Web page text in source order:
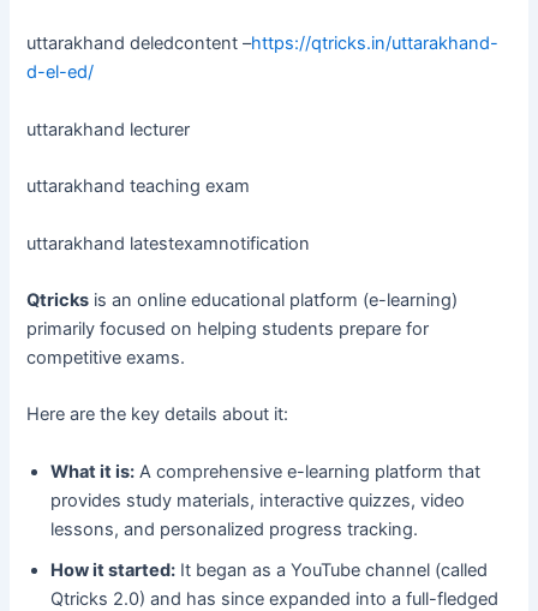
uttarakhand deledcontent –https://qtricks.in/uttarakhand-
d-el-ed/
uttarakhand lecturer
uttarakhand teaching exam
uttarakhand latestexamnotification
Qtricks is an online educational platform (e-learning)
primarily focused on helping students prepare for
competitive exams.
Here are the key details about it:
What it is: A comprehensive e-learning platform that
provides study materials, interactive quizzes, video
lessons, and personalized progress tracking.
How it started: It began as a YouTube channel (called
Qtricks 2.0) and has since expanded into a full-fledged